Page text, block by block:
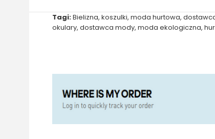
Tagi:Bielizna, koszulki, moda hurtowa,
okulary, dostawca mody, moda ekologiczna,